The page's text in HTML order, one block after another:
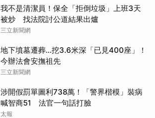
我不是清潔員！保全「拒倒垃圾」上班3天
被炒 找法院討公道結果出爐
三立新聞網
地下墳墓遷葬…挖3.6米深「已見400座」！
今辦法會安撫祖先
三立新聞網
涉開假罰單圖利738萬！「警界楷模」裝病
喊智商51 法官一句話打臉
太報